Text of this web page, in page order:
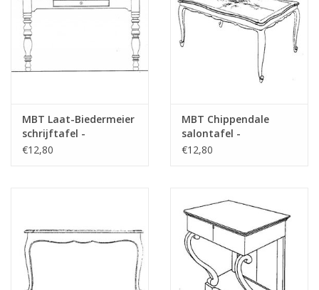
das Vorwort
Opmerkingen
MBT Laat-Biedermeier
schrijftafel -
Bouwtekening Schaal 1
€12,80
MBT Chippendale
salontafel -
Bouwtekening Schaal 1
€12,80